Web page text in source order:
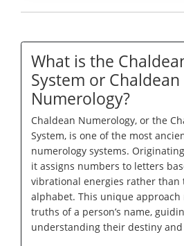
What is the
System or Chaldean
Numerology?
Chaldean Numerology, or the
System, is one of the most
numerology systems.
it assigns numbers to letters
vibrational energies rather
alphabet. This unique
truths of a person’s name,
understanding their destiny